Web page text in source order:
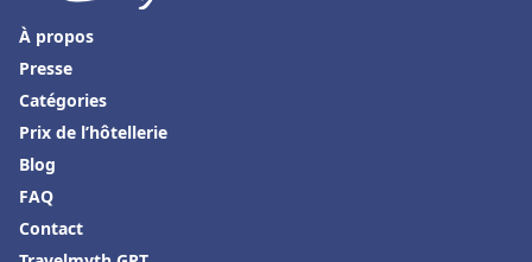
À propos
Presse
Catégories
Prix de l’hôtellerie
Blog
FAQ
Contact